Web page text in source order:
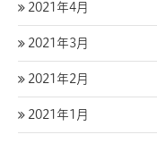
2021年4月
2021年3月
2021年2月
2021年1月